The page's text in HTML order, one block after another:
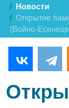
Новости
Открытие
(Войно-